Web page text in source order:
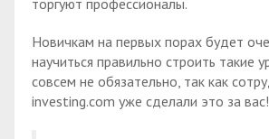
Новичкам на первых порах будет
научиться правильно строить такие
совсем не обязательно, так как
investing.com уже сделали это за вас!